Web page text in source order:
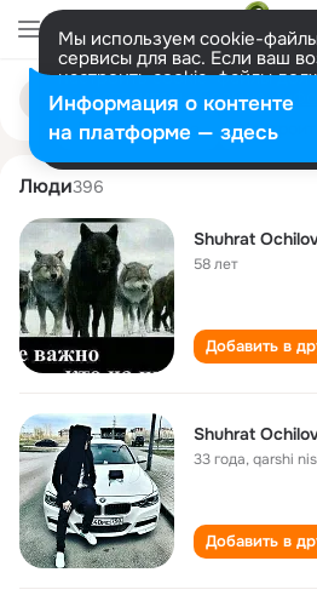
Мы используем cookie-
сервисы для вас. Если ваш
настроить cookie-файлы
представитель. Больше
Разрешить все Настроить
Поиск
людям
shukhrat ochilov
Люди396
Shuhrat
58 лет
Добавить в
Shuhrat
33 года,qarshi
Добавить в
Информация о контенте
на платформе — здесь